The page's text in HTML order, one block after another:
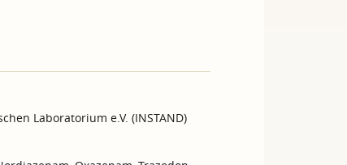
Laboratorium e.V. (INSTAND)